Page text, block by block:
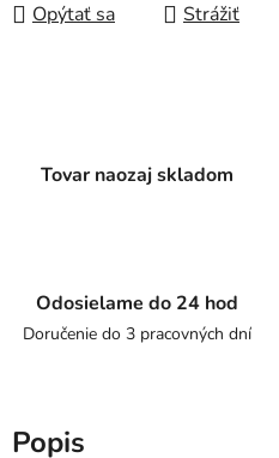
Opýtať sa Strážiť
Tovar naozaj skladom
Odosielame do 24 hod
Doručenie do 3 pracovných dní
Popis